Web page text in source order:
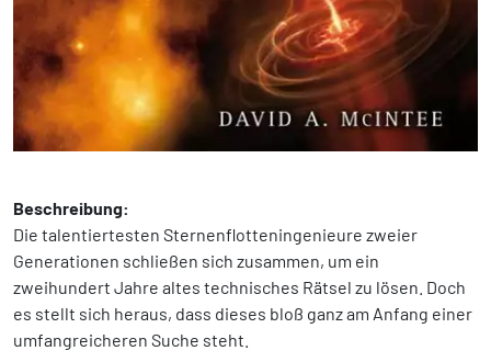
Beschreibung:
Die talentiertesten Sternenflotteningenieure zweier
Generationen schließen sich zusammen, um ein
zweihundert Jahre altes technisches Rätsel zu lösen. Doch
es stellt sich heraus, dass dieses bloß ganz am Anfang einer
umfangreicheren Suche steht.